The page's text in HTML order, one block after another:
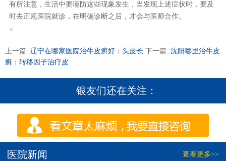
有所注意，生活中要谨防这些现象发生，当发现上述症状时，要及
时去正规医院就诊，在明确诊断之后，才会与医师合作。
<
上一篇: 辽宁在哪家医院治牛皮癣好：头皮长 下一篇: 沈阳哪里治牛皮
癣：转移因子治疗皮
银友们还在关注：
医院新闻 查看更多>>